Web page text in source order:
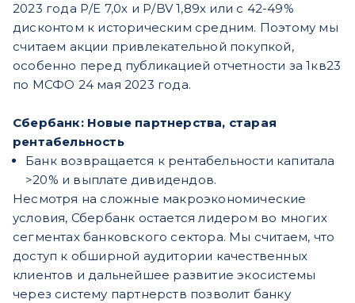
2023 года Р/Е 7,0х и Р/BV 1,89х или с 42-49%
дисконтом к историческим средним. Поэтому мы
считаем акции привлекательной покупкой,
особенно перед публикацией отчетности за 1кв23
по МСФО 24 мая 2023 года.
Сбербанк: Новые партнерства, старая
рентабельность
Банк возвращается к рентабельности капитала
>20% и выплате дивидендов.
Несмотря на сложные макроэкономические
условия, Сбербанк остается лидером во многих
сегментах банковского сектора. Мы считаем, что
доступ к обширной аудитории качественных
клиентов и дальнейшее развитие экосистемы
через систему партнерств позволит банку